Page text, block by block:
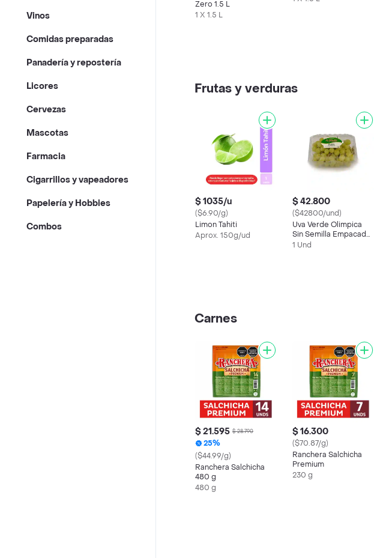
Vinos
Comidas preparadas
Panadería y repostería
Licores
Cervezas
Mascotas
Farmacia
Cigarrillos y vapeadores
Papelería y Hobbies
Combos
Zero 1.5 L
1 X 1.5 L
Frutas y verduras
$ 1035/u
($6.90/g)
Limon Tahiti
Aprox. 150g/ud
$ 42.800
($42800/und)
Uva Verde Olimpica
Sin Semilla Empacada
en Domo X Kg
1 Und
Carnes
$ 21.595 $ 28.790
25%
($44.99/g)
Ranchera Salchicha
480 g
480 g
$ 16.300
($70.87/g)
Ranchera Salchicha
Premium
230 g